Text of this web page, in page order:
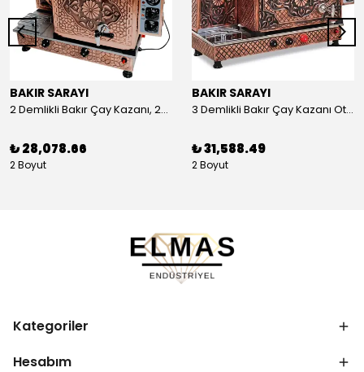
BAKIR SARAYI
2 Demlikli Bakır Çay Kazanı, 25 Litre
₺ 28,078.66
2 Boyut
BAKIR SARAYI
3 Demlikli Bakır Çay Kazanı Otomatik, 30 Litre
₺ 31,588.49
2 Boyut
Kategoriler
Hesabım